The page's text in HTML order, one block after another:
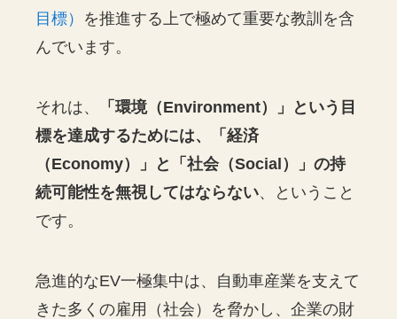
目標） を推進する上で極めて重要な教訓を含
んでいます。
それは、
「環境（Environment）」という目
標を達成するためには、「経済
（Economy）」と「社会（Social）」の持
続可能性を無視してはならない、ということ
です。
急進的なEV一極集中は、自動車産業を支えて
きた多くの雇用（社会）を脅かし、企業の財